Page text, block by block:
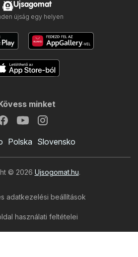
Ujsagomat
újság egy helyen
minket
Polska Slovensko
© 2026 Ujsogomat.hu.
adatkezelési beállítások
használati feltételei